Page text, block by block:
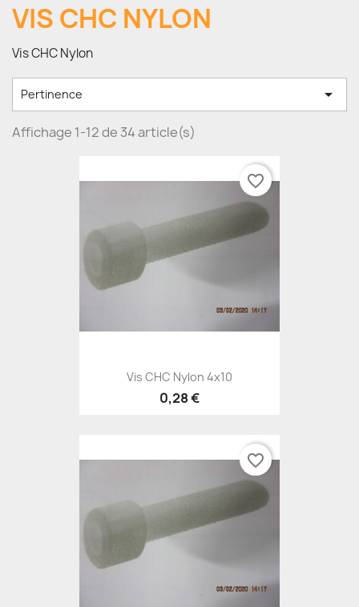
VIS CHC NYLON
Vis CHC Nylon
Pertinence 
Affichage 1-12 de 34 article(s)
Vis CHC Nylon 4x10
0,28 €
favorite_border
favorite_border